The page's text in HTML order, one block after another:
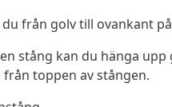
från golv till ovankant
stång kan du hänga
toppen av stången.